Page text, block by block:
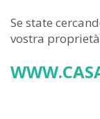
Se state
vostra